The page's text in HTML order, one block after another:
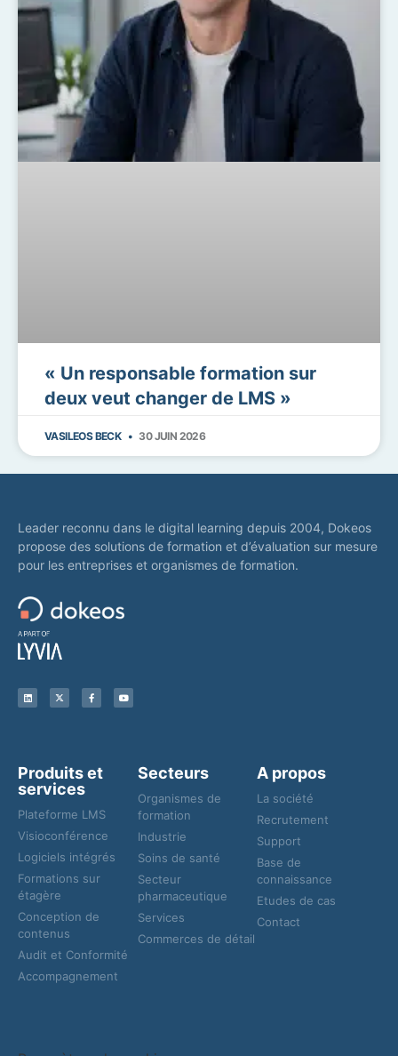
« Un responsable formation sur
deux veut changer de LMS »
VASILEOS BECK 30 JUIN 2026
Leader reconnu dans le digital learning depuis 2004, Dokeos
propose des solutions de formation et d’évaluation sur mesure
pour les entreprises et organismes de formation.
Produits et
services
Plateforme LMS
Visioconférence
Logiciels intégrés
Formations sur
étagère
Conception de
contenus
Audit et Conformité
Accompagnement
Secteurs
Organismes de
formation
Industrie
Soins de santé
Secteur
pharmaceutique
Services
Commerces de détail
A propos
La société
Recrutement
Support
Base de
connaissance
Etudes de cas
Contact